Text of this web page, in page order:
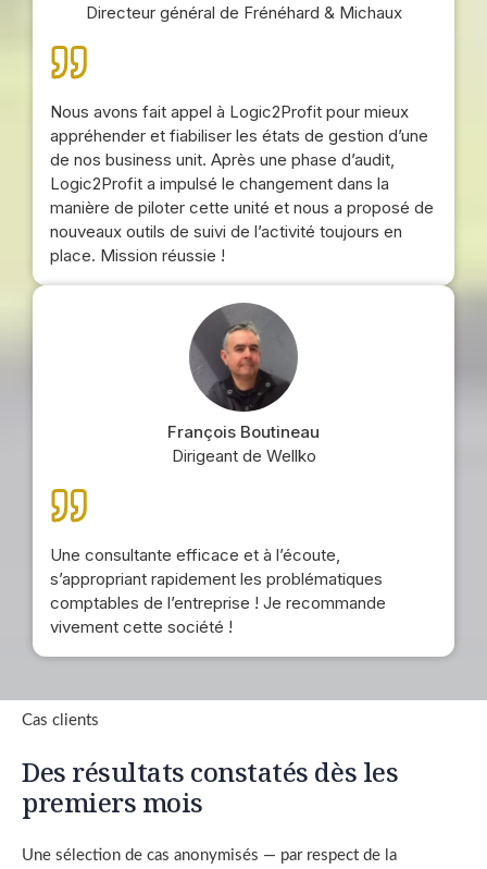
Directeur général de Frénéhard & Michaux
Nous avons fait appel à Logic2Profit pour mieux
appréhender et fiabiliser les états de gestion d’une
de nos business unit. Après une phase d’audit,
Logic2Profit a impulsé le changement dans la
manière de piloter cette unité et nous a proposé de
nouveaux outils de suivi de l’activité toujours en
place. Mission réussie !
François Boutineau
Dirigeant de Wellko
Une consultante efficace et à l’écoute,
s’appropriant rapidement les problématiques
comptables de l’entreprise ! Je recommande
vivement cette société !
Cas clients
Des résultats constatés dès les
premiers mois
Une sélection de cas anonymisés — par respect de la